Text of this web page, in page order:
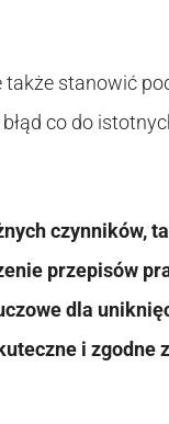
stanowić
co do
czynników,
przepisów
dla
i zgodne